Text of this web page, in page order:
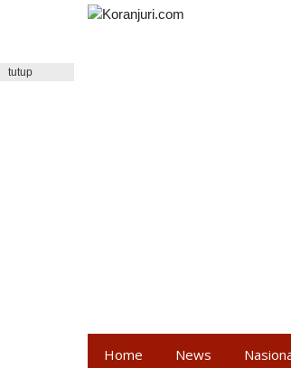
Home News
tutup